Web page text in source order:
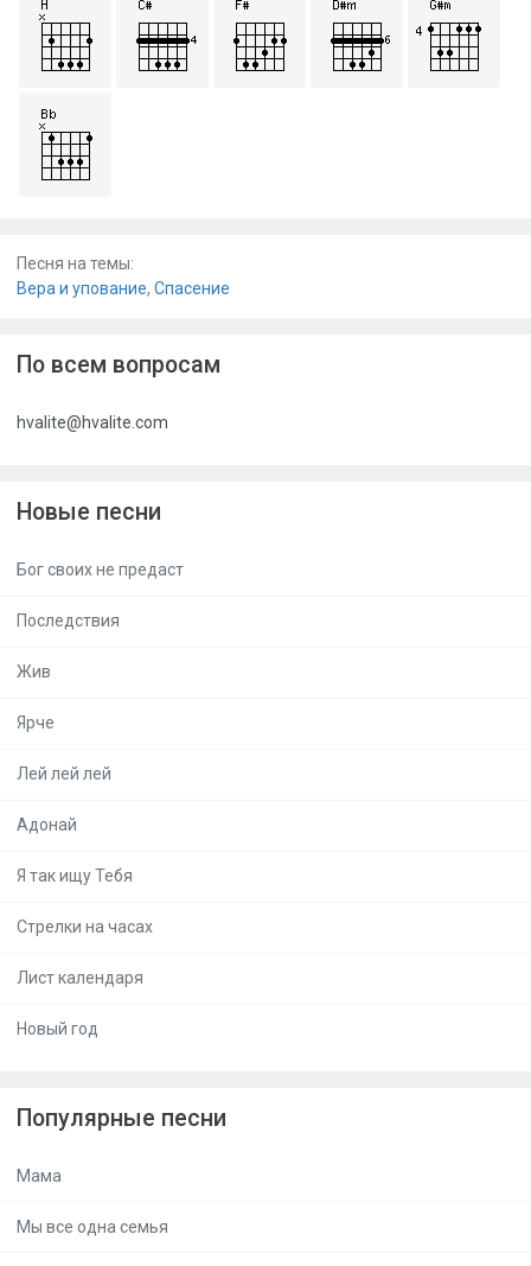
Песня на темы:
Вера и упование, Спасение
По всем вопросам
hvalite@hvalite.com
Новые песни
Бог своих не предаст
Последствия
Жив
Ярче
Лей лей лей
Адонай
Я так ищу Тебя
Стрелки на часах
Лист календаря
Новый год
Популярные песни
Мама
Мы все одна семья